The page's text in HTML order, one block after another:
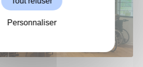
Personnaliser